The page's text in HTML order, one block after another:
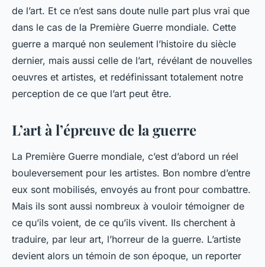
de l’art. Et ce n’est sans doute nulle part plus vrai que
dans le cas de la Première Guerre mondiale. Cette
guerre a marqué non seulement l’histoire du siècle
dernier, mais aussi celle de l’art, révélant de nouvelles
oeuvres et artistes, et redéfinissant totalement notre
perception de ce que l’art peut être.
L’art à l’épreuve de la guerre
La Première Guerre mondiale, c’est d’abord un réel
bouleversement pour les artistes. Bon nombre d’entre
eux sont mobilisés, envoyés au front pour combattre.
Mais ils sont aussi nombreux à vouloir témoigner de
ce qu’ils voient, de ce qu’ils vivent. Ils cherchent à
traduire, par leur art, l’horreur de la guerre. L’artiste
devient alors un témoin de son époque, un reporter